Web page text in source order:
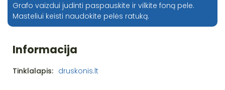
Grafo vaizdui judinti paspauskite ir vilkite foną pele.
Masteliui keisti naudokite pelės ratuką.
Informacija
Tinklalapis: druskonis.lt